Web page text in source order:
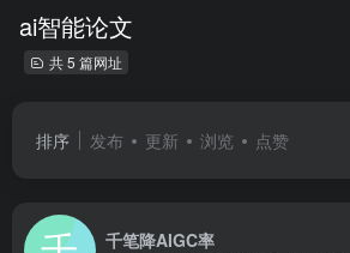
ai智能论文
共 5 篇网址
排序 发布 更新 浏览 点赞
千笔降AIGC率